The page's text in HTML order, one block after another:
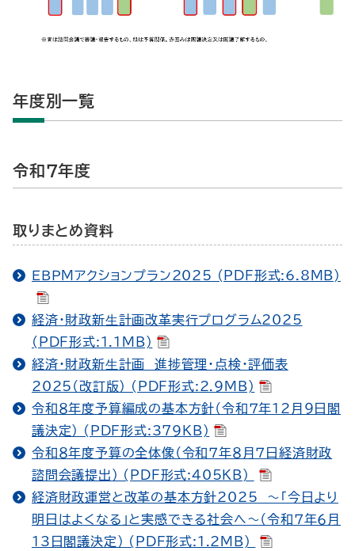
年度別一覧
令和７年度
取りまとめ資料
ＥＢＰＭアクションプラン2025 (PDF形式:6.8MB)
経済・財政新⽣計画改革実行プログラム2025
(PDF形式:1.1MB)
経済・財政新⽣計画 進捗管理・点検・評価表
2025（改訂版） (PDF形式:2.9MB)
令和８年度予算編成の基本方針（令和７年12月９日閣
議決定） (PDF形式:379KB)
令和８年度予算の全体像（令和７年８月７日経済財政
諮問会議提出） (PDF形式:405KB)
経済財政運営と改革の基本方針2025 ～「今日より
明日はよくなる」と実感できる社会へ～（令和７年６月
13日閣議決定） (PDF形式:1.2MB)